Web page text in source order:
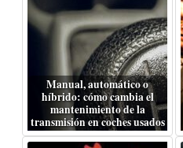
Manual, automático o
híbrido: cómo cambia el
mantenimiento de la
transmisión en coches usados